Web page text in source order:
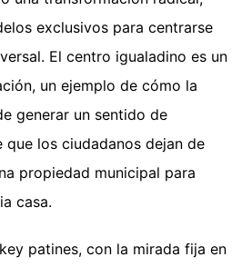
exclusivos para centrarse
El centro igualadino es un
un ejemplo de cómo la
generar un sentido de
los ciudadanos dejan de
propiedad municipal para
casa.
patines, con la mirada fija en